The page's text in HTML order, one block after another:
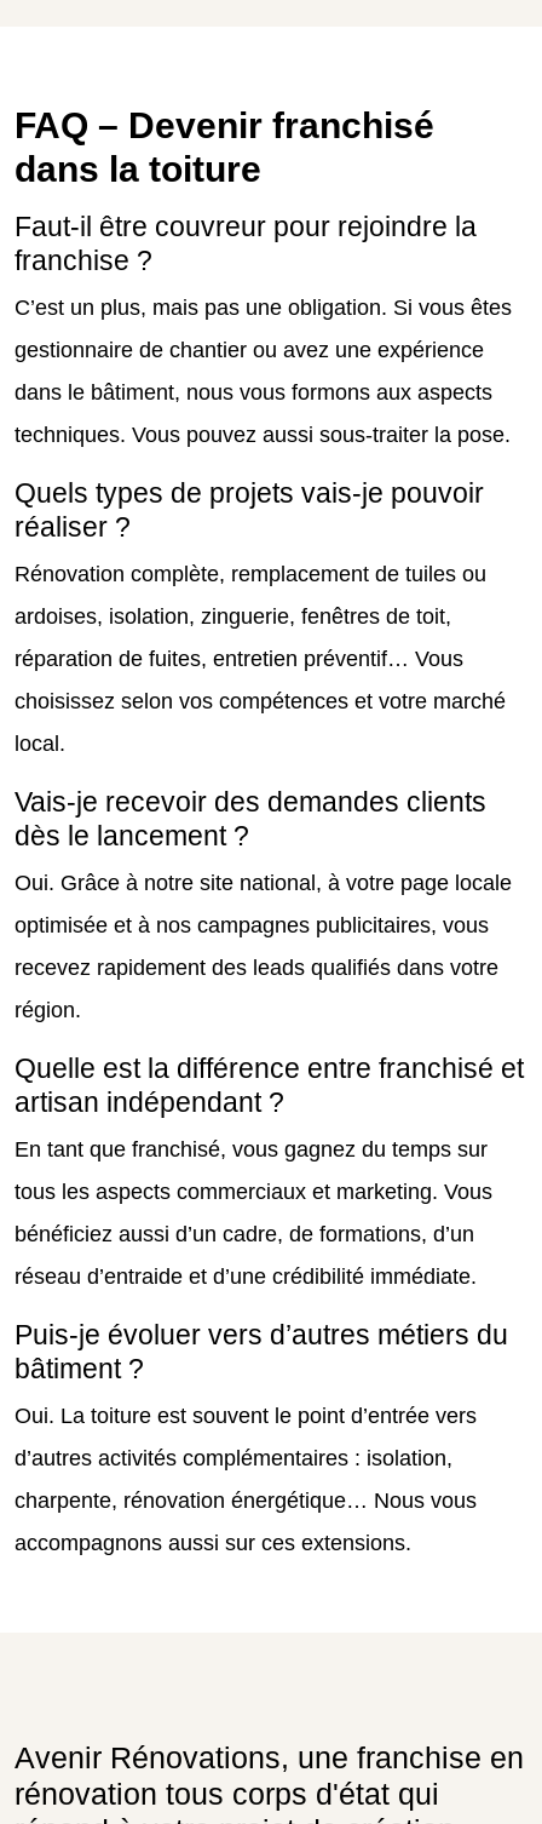
FAQ – Devenir franchisé
dans la toiture
Faut-il être couvreur pour rejoindre la
franchise ?
C’est un plus, mais pas une obligation. Si vous êtes
gestionnaire de chantier ou avez une expérience
dans le bâtiment, nous vous formons aux aspects
techniques. Vous pouvez aussi sous-traiter la pose.
Quels types de projets vais-je pouvoir
réaliser ?
Rénovation complète, remplacement de tuiles ou
ardoises, isolation, zinguerie, fenêtres de toit,
réparation de fuites, entretien préventif… Vous
choisissez selon vos compétences et votre marché
local.
Vais-je recevoir des demandes clients
dès le lancement ?
Oui. Grâce à notre site national, à votre page locale
optimisée et à nos campagnes publicitaires, vous
recevez rapidement des leads qualifiés dans votre
région.
Quelle est la différence entre franchisé et
artisan indépendant ?
En tant que franchisé, vous gagnez du temps sur
tous les aspects commerciaux et marketing. Vous
bénéficiez aussi d’un cadre, de formations, d’un
réseau d’entraide et d’une crédibilité immédiate.
Puis-je évoluer vers d’autres métiers du
bâtiment ?
Oui. La toiture est souvent le point d’entrée vers
d’autres activités complémentaires : isolation,
charpente, rénovation énergétique… Nous vous
accompagnons aussi sur ces extensions.
Avenir Rénovations, une franchise en
rénovation tous corps d'état qui